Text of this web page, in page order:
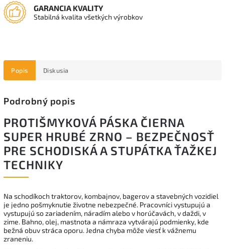
GARANCIA KVALITY
Stabilná kvalita všetkých výrobkov
Popis Diskusia
Podrobný popis
PROTIŠMYKOVÁ PÁSKA ČIERNA
SUPER HRUBÉ ZRNO – BEZPEČNOSŤ
PRE SCHODISKÁ A STUPÁTKA ŤAŽKEJ
TECHNIKY
Na schodíkoch traktorov, kombajnov, bagerov a stavebných vozidiel
je jedno pošmyknutie životne nebezpečné. Pracovníci vystupujú a
vystupujú so zariadením, náradím alebo v horúčavách, v daždi, v
zime. Bahno, olej, mastnota a námraza vytvárajú podmienky, kde
bežná obuv stráca oporu. Jedna chyba môže viesť k vážnemu
zraneniu.